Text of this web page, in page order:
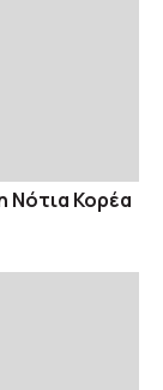
Νότια Κορέα